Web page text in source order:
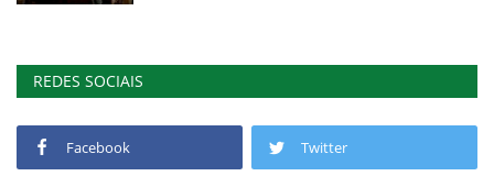
REDES SOCIAIS
Facebook Twitter